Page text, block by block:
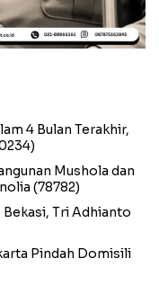
4 Bulan Terakhir,
Mushola dan
(78782)
Bekasi, Tri Adhianto
Pindah Domisili